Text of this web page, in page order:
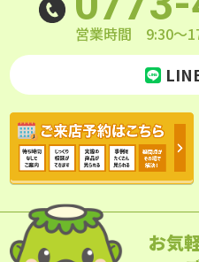
です！「まずはちょっと話を聞
いてみたいだけ」という方も、
ぜひお気軽にお越しください。
ただ、「今のキッチンの不満を
じっくり聞いてほしい」「具体
的な見積もり相談がしたい」と
いう方は、事前予約をしていた
だくのが確実です。混雑時でも
お待たせすることなく、専門ス
タッフが優先的にご相談を承り
ます。 さらに！前日までにご予
約の上ご来場いただいた方に
は、ささやかながら【QUOカー
くださった先着5組様だけ！ど
うぞお早めにご検討ください！
勝ち」セール ショールームに展
示しているキッチンとトイレ
ます！ 展示していただけで「未
使用」ですので、新品同様にピ
カピカ。モデルチェンジなどの
タイミングだからこそできる、
イベント開催概要 春のリフ
ォームチャンスは、この4日間
に凝縮されています！ 開催日：
認できるので一度お問い合わせ
いただければ幸いです。 ■ な
ぜ早めに依頼するのが良いの？
① 商品選びに時間をかけられる
メーカーのショールームで実物
を見ると、設備の違いに驚かれ
る方も多いです。比較しながら
選ぶには、やはり時間の余裕が
必要。 ② 補助金やキャンペー
ンを活用できる 年度ごとに補助
金制度が変わるため、早めに相
談すると最新情報を元に計画で
きます。「知らなかった…」で
と好評です。
給湯器も冬前
のチェックがおすすめ 寒くなる
と、給湯器のトラブルが増える
トラブル 気温が低いと水が凍
り、給湯器の配管が破損したり
お湯が出なくなることがありま
す。 使用頻度の増加による負荷
冬は家族みんながお風呂やキ
め、古い給湯器ではエラーや着
火不良が起きやすくなります。
部品の経年劣化 寒暖差や湿気
営業時間 9:30～
お気